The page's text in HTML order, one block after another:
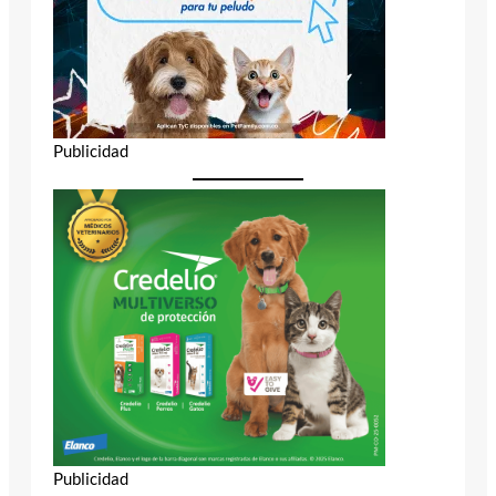
Publicidad
Publicidad